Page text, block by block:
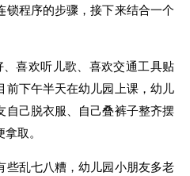
锁程序的步骤 ，接下来结合一个
、喜欢听儿歌、喜欢交通工具贴
前下午半天在幼儿园上课，幼儿
自己脱衣服、自己叠裤子整齐摆
取。
些乱七八糟，幼儿园小朋友多老